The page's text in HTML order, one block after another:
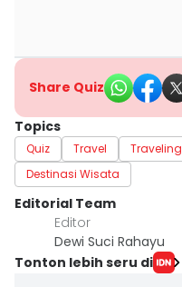
Share Quiz
Topics
Quiz Travel Traveling
Destinasi Wisata
Editorial Team
Editor
Dewi Suci Rahayu
Tonton lebih seru di